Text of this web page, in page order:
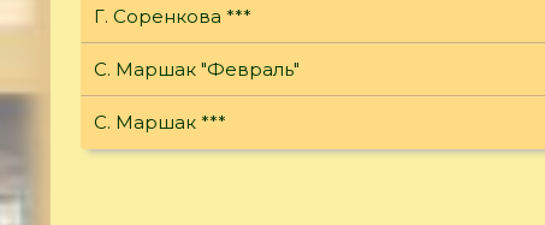
Г. Соренкова ***
С. Маршак "Февраль"
С. Маршак ***